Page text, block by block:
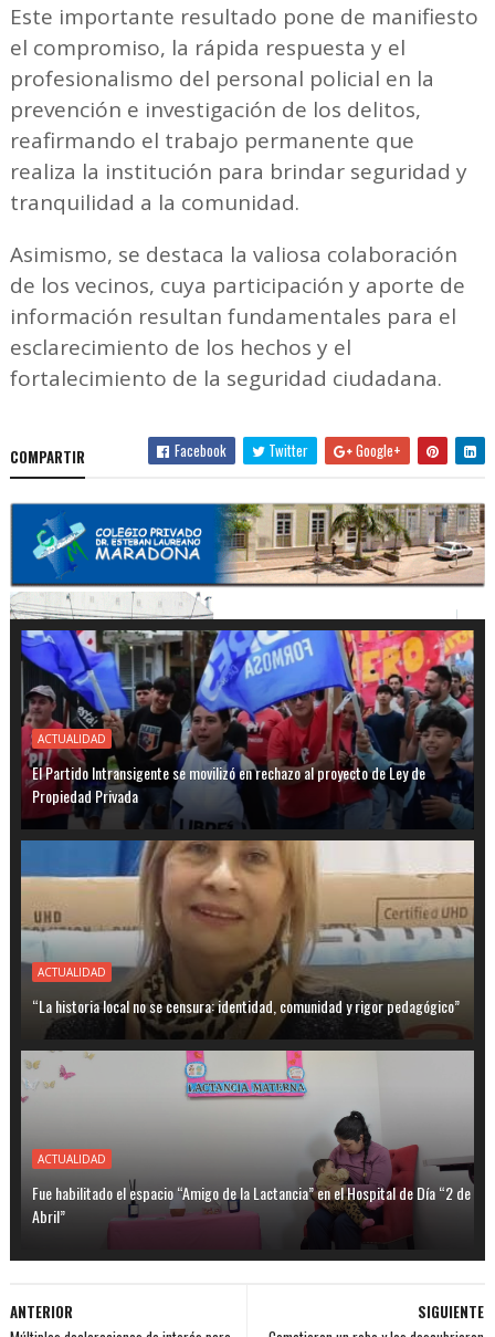
Este importante resultado pone de manifiesto
el compromiso, la rápida respuesta y el
profesionalismo del personal policial en la
prevención e investigación de los delitos,
reafirmando el trabajo permanente que
realiza la institución para brindar seguridad y
tranquilidad a la comunidad.
Asimismo, se destaca la valiosa colaboración
de los vecinos, cuya participación y aporte de
información resultan fundamentales para el
esclarecimiento de los hechos y el
fortalecimiento de la seguridad ciudadana.
COMPARTIR Facebook Twitter Google+
ACTUALIDAD
El Partido Intransigente se movilizó en rechazo al proyecto de Ley de
Propiedad Privada
ACTUALIDAD
“La historia local no se censura: identidad, comunidad y rigor pedagógico”
ACTUALIDAD
Fue habilitado el espacio “Amigo de la Lactancia” en el Hospital de Día “2 de
Abril”
SIGUIENTE
ANTERIOR